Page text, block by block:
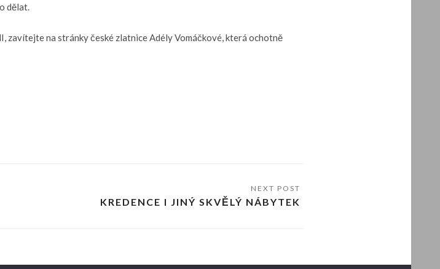
dělat.
na stránky české zlatnice Adély Vomáčkové, která ochotně
KREDENCE I JINÝ SKVĚLÝ NÁBYTEK